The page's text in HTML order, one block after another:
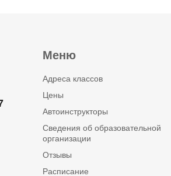
Меню
Адреса классов
Цены
Автоинструкторы
Сведения об образовательной
организации
Отзывы
Расписание